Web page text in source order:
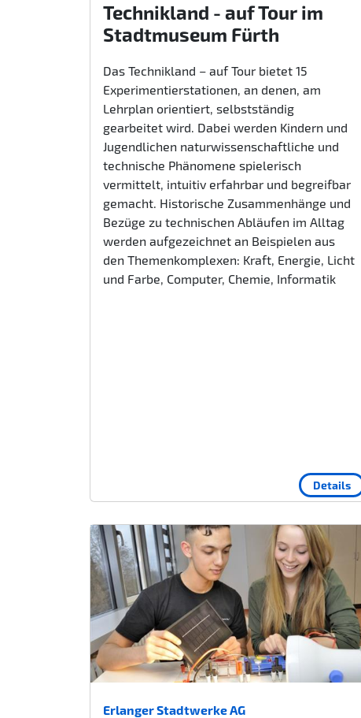
Technikland - auf Tour im
Stadtmuseum Fürth
Das Technikland – auf Tour bietet 15
Experimentierstationen, an denen, am
Lehrplan orientiert, selbstständig
gearbeitet wird. Dabei werden Kindern und
Jugendlichen naturwissenschaftliche und
technische Phänomene spielerisch
vermittelt, intuitiv erfahrbar und begreifbar
gemacht. Historische Zusammenhänge und
Bezüge zu technischen Abläufen im Alltag
werden aufgezeichnet an Beispielen aus
den Themenkomplexen: Kraft, Energie, Licht
und Farbe, Computer, Chemie, Informatik
Details
Erlanger Stadtwerke AG